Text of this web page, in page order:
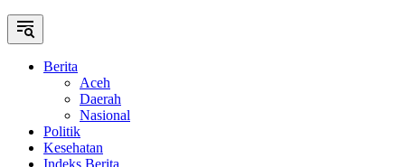
Berita
Aceh
Daerah
Nasional
Politik
Kesehatan
Indeks Berita